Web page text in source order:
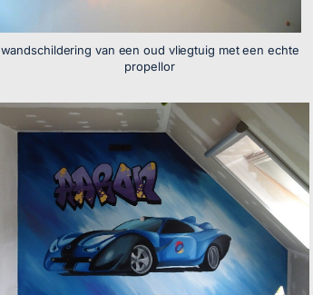
wandschildering van een oud vliegtuig met een echte
propellor